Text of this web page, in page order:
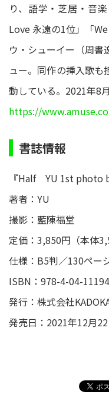
り、語学・芝居・音
Love 永遠の1位」「
ウ・シューイー（周書
ュー。同作の挿入歌も
動している。2021年8
https://
書誌情報
『Half YU 1st photo
著者：YU
撮影：藍陳福堂
定価：3,850円（本体
仕様：B5判／130ペー
ISBN：978-4-04-
発行：株式会社
発売日：2021年12月22